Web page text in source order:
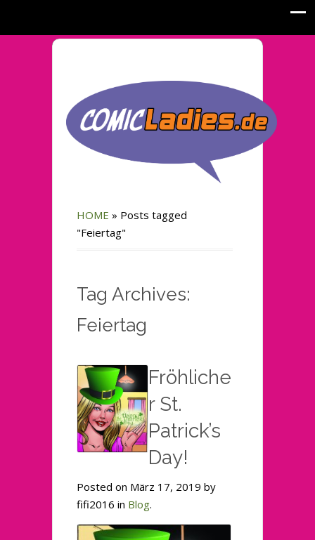
HOME » Posts tagged
"Feiertag"
Tag Archives:
Feiertag
Fröhliche
r St.
Patrick’s
Day!
Posted on März 17, 2019 by
fifi2016 in Blog.